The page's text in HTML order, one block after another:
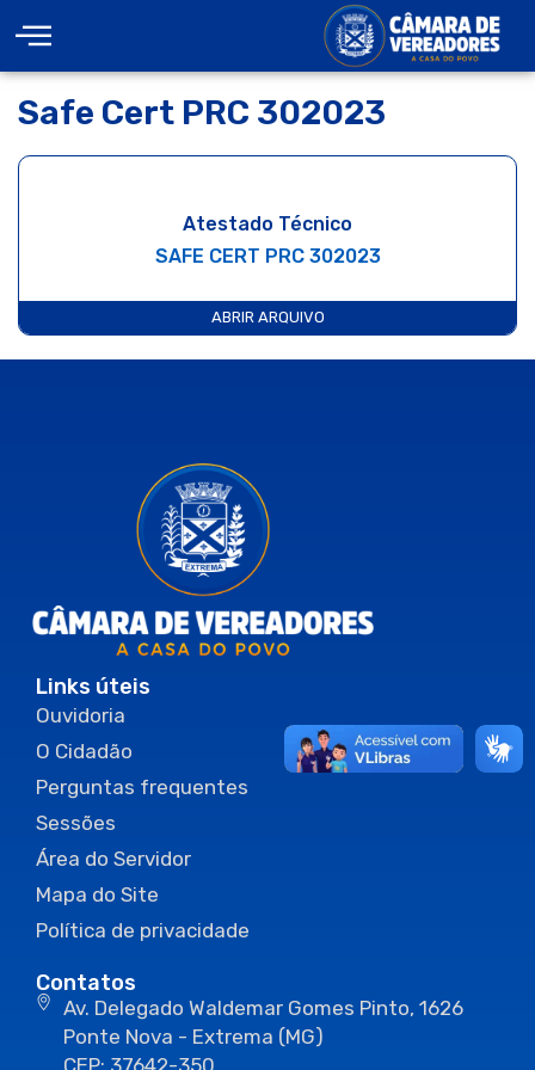
Safe Cert PRC 302023
Atestado Técnico
SAFE CERT PRC 302023
ABRIR ARQUIVO
Links úteis
Ouvidoria
O Cidadão
Perguntas frequentes
Sessões
Área do Servidor
Mapa do Site
Política de privacidade
Contatos
Av. Delegado Waldemar Gomes Pinto, 1626
Ponte Nova - Extrema (MG)